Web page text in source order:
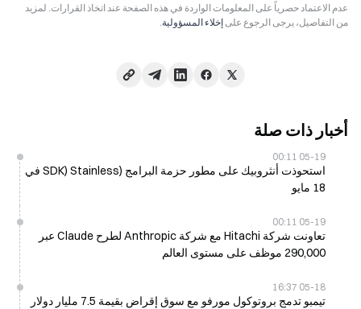
عدم الاعتماد حصرياً على المعلومات الواردة في هذه الصفحة عند اتخاذ القرارات. لمزيد
من التفاصيل، يرجى الرجوع على إخلاء المسؤولية.
أخبار ذات صلة
05-19 00:11
استحوذت أنثروبيك على مطور حزمة البرامج (SDK) Stainless في
18 مايو
05-19 00:11
تعاونت شركة Hitachi مع شركة Anthropic لطرح Claude عبر
290,000 موظف على مستوى العالم
05-18 16:37
تيمبو تدمج بروتوكول مورفو مع سوق إقراض بقيمة 7.5 مليار دولار